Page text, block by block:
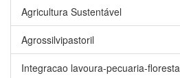
Agricultura Sustentável
Agrossilvipastoril
Integracao lavoura-pecuaria-floresta